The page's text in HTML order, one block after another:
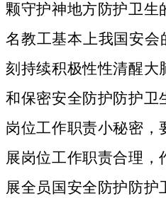
颗守护神地方防护卫生
名教工基本上我国安会
刻持续积极性性清醒大
和保密安全防护防护卫
岗位工作职责小秘密，
展岗位工作职责合理
展全员国安全防护防护